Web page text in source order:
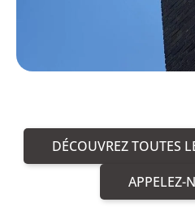
DÉCOUVREZ TOUTES
APPELEZ-